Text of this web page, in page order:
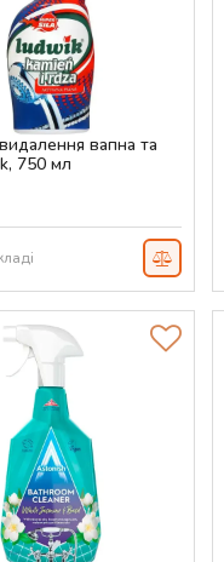
вапна та
750 мл